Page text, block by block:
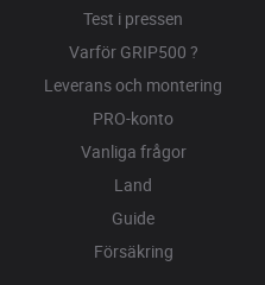
Test i pressen
Varför GRIP500 ?
Leverans och montering
PRO-konto
Vanliga frågor
Land
Guide
Försäkring